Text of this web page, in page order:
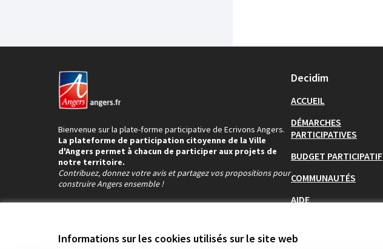
Informations sur les cookies utilisés sur le site web
Bienvenue sur la plate-forme participative de Ecrivons Angers.
La plateforme de participation citoyenne de la Ville
d'Angers permet à chacun de participer aux projets de
notre territoire.
Contribuez, donnez votre avis et partagez vos propositions pour
construire Angers ensemble !
Decidim
ACCUEIL
DÉMARCHES
PARTICIPATIVES
BUDGET PARTICIPATIF
COMMUNAUTÉS
AIDE